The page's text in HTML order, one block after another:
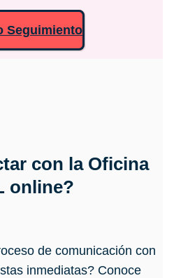
Seguimiento
con la Oficina
online?
de comunicación con
inmediatas? Conoce